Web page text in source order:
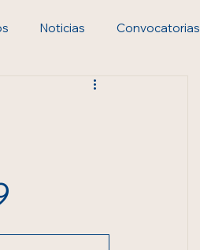
Noticias Convocatorias